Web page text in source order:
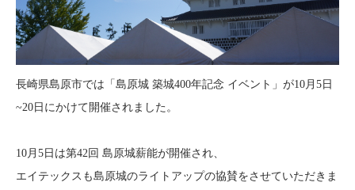
長崎県島原市では「島原城 築城400年記念 イベント」が10月5日
~20日にかけて開催されました。
10月5日は第42回 島原城薪能が開催され、
エイテックスも島原城のライトアップの協賛をさせていただきま